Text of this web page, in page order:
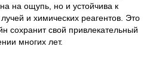
на ощупь, но и устойчива к
и химических реагентов. Это
сохранит свой привлекательный
многих лет.